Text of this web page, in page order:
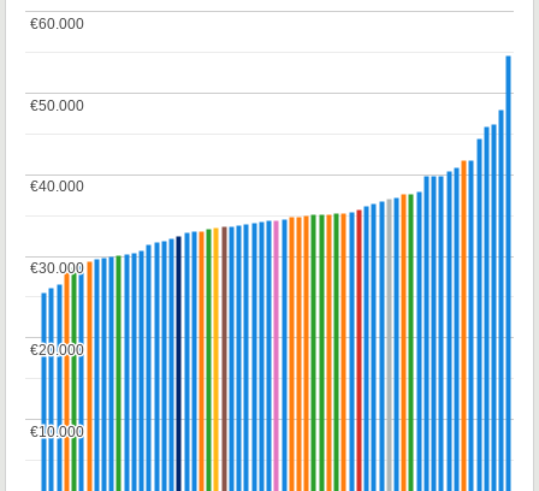
€10.000
€10.000
€20.000
€20.000
€30.000
€30.000
€40.000
€40.000
€50.000
€50.000
€60.000
€60.000